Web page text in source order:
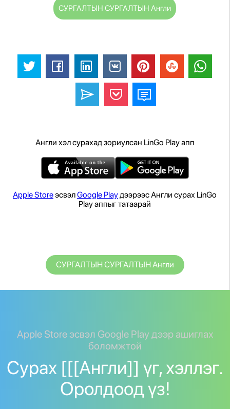
СУРГАЛТЫН СУРГАЛТЫН Англи
Англи хэл сурахад зориулсан LinGo Play апп
Apple StoreэсвэлGoogle Playдээрээс Англи сурах LinGo
Play аппыг татаарай
СУРГАЛТЫН СУРГАЛТЫН Англи
Apple Store эсвэл Google Play дээр ашиглах
боломжтой
Сурах [[[Англи]] үг, хэллэг.
Оролдоод үз!